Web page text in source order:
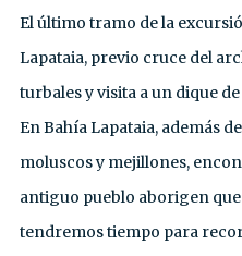
El último tramo de la
Lapataia, previo cruce del
turbales y visita a un dique
En Bahía Lapataia, además
moluscos y mejillones,
antiguo pueblo aborigen
tendremos tiempo para